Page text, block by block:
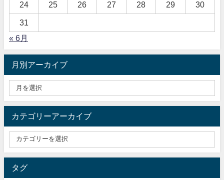
24 25 26 27 28 29 30
31
« 6月
月別アーカイブ
カテゴリーアーカイブ
タグ